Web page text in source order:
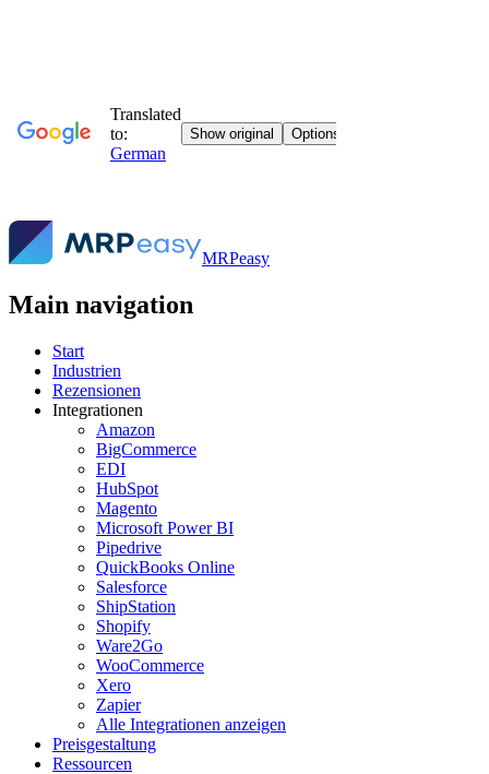
MRPeasy
Main navigation
Start
Industrien
Rezensionen
Integrationen
Amazon
BigCommerce
EDI
HubSpot
Magento
Microsoft Power BI
Pipedrive
QuickBooks Online
Salesforce
ShipStation
Shopify
Ware2Go
WooCommerce
Xero
Zapier
Alle Integrationen anzeigen
Preisgestaltung
Ressourcen